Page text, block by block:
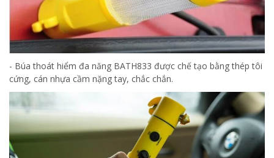
- Búa thoát hiểm đa năng BATH833 được chế tạo bằng thép tôi
cứng, cán nhựa cầm nặng tay, chắc chắn.